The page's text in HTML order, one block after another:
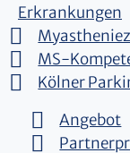
Erkrankungen
MS-
Kölner
Angebot